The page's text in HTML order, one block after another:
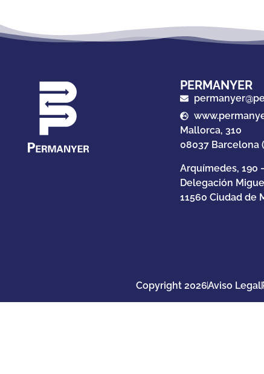
PERMANYER
Mallorca, 310
08037 Barcelona
Arquímedes, 190
Delegación
11560 Ciudad de
Copyright 2026Aviso Legal